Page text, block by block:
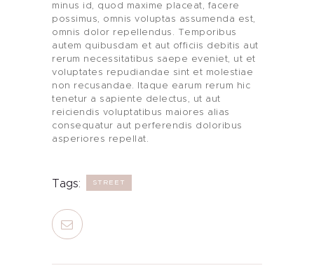
minus id, quod maxime placeat, facere
possimus, omnis voluptas assumenda est,
omnis dolor repellendus. Temporibus
autem quibusdam et aut officiis debitis aut
rerum necessitatibus saepe eveniet, ut et
voluptates repudiandae sint et molestiae
non recusandae. Itaque earum rerum hic
tenetur a sapiente delectus, ut aut
reiciendis voluptatibus maiores alias
consequatur aut perferendis doloribus
asperiores repellat.
Tags: STREET